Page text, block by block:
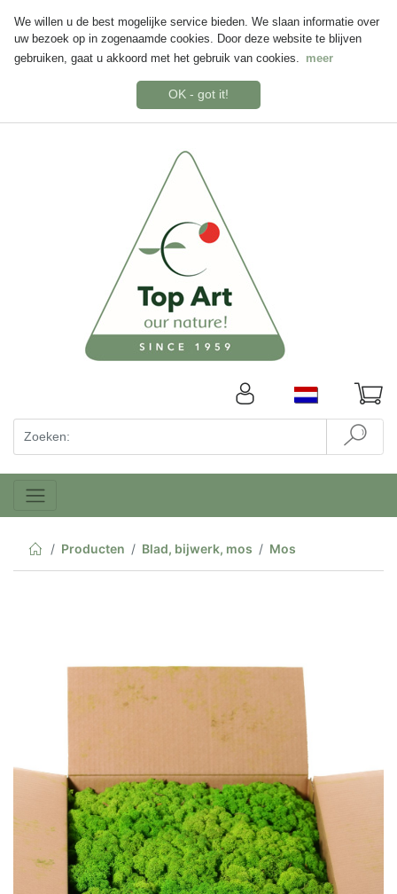
We willen u de best mogelijke service bieden. We slaan informatie over
uw bezoek op in zogenaamde cookies. Door deze website te blijven
gebruiken, gaat u akkoord met het gebruik van cookies.
meer
OK - got it!
Producten Blad, bijwerk, mos Mos